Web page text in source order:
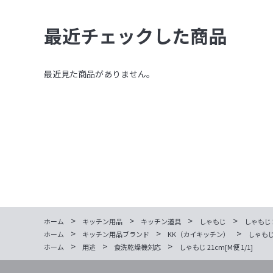
最近チェックした商品
最近見た商品がありません。
ホーム > キッチン用品 > キッチン道具 > しゃもじ >
しゃも
ホーム
> キッチン用品ブランド > KK（カイキッチン） >
しゃも
ホーム
> 用途 > 食洗乾燥機対応 > しゃもじ 21cm[M便 1/1]